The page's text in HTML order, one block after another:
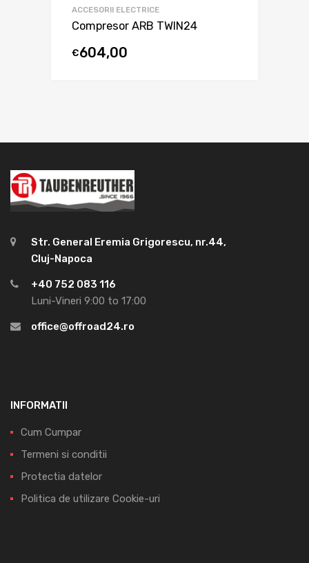
ACCESORII ELECTRICE
Compresor ARB TWIN24
€604,00
Str. General Eremia Grigorescu, nr.44,
Cluj-Napoca
+40 752 083 116
Luni-Vineri 9:00 to 17:00
office@offroad24.ro
INFORMATII
Cum Cumpar
Termeni si conditii
Protectia datelor
Politica de utilizare Cookie-uri